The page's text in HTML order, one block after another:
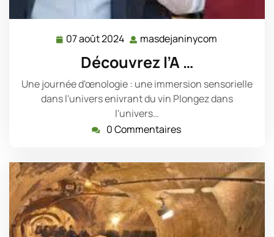
07 août 2024 07
2024
masdejaninycom
Découvrez l’A …
Une journée d'œnologie : une immersion sensorielle
dans l'univers enivrant du vin Plongez dans
l'univers…
0 Commentaires